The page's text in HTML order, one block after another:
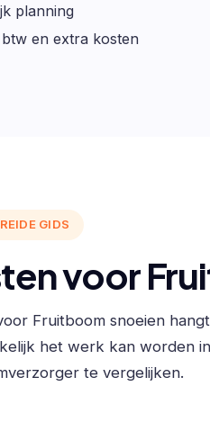
planning
en extra kosten
GIDS
voor
Fruitboom snoeien
het werk kan worden
te vergelijken.